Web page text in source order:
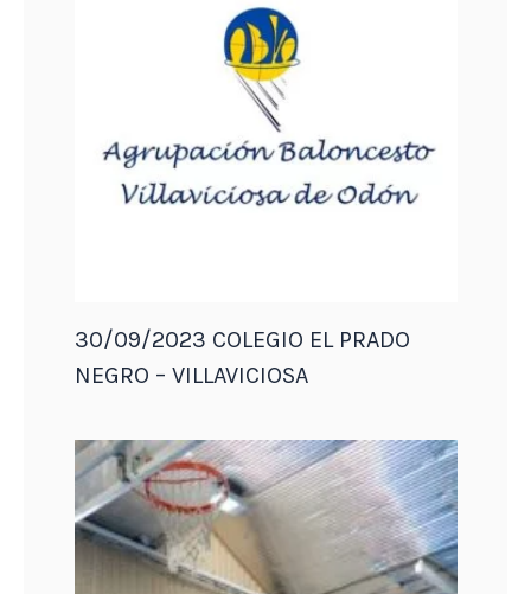
30/09/2023 COLEGIO EL PRADO
NEGRO – VILLAVICIOSA